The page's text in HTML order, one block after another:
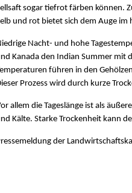
sogar tiefrot färben können.
und rot bietet sich dem Auge im
Nacht- und hohe
Kanada den Indian Summer mit
führen in den
Prozess wird durch kurze
allem die Tageslänge ist als
Kälte. Starke Trockenheit kann
der